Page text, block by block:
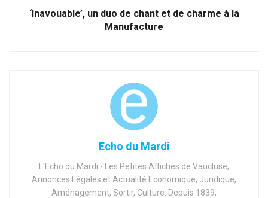
‘Inavouable’, un duo de chant et de charme à la
Manufacture
Echo du Mardi
L'Echo du Mardi - Les Petites Affiches de Vaucluse,
Annonces Légales et Actualité Economique, Juridique,
Aménagement, Sortir, Culture. Depuis 1839,